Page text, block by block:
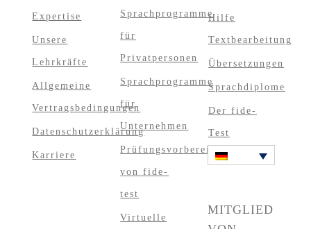
Expertise
Unsere
Lehrkräfte
Allgemeine
Vertragsbedingungen
Datenschutzerklärung
Karriere
Sprachprogramme
für
Privatpersonen
Sprachprogramme
für
Unternehmen
Prüfungsvorbereitungskurse
von fide-
test
Virtuelle
Hilfe
Textbearbeitung
Übersetzungen
Sprachdiplome
Der fide-
Test
MITGLIED